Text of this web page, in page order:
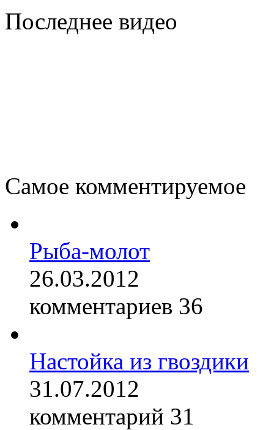
Последнее видео
Самое комментируемое
Рыба-молот
26.03.2012
комментариев 36
Настойка из гвоздики
31.07.2012
комментарий 31